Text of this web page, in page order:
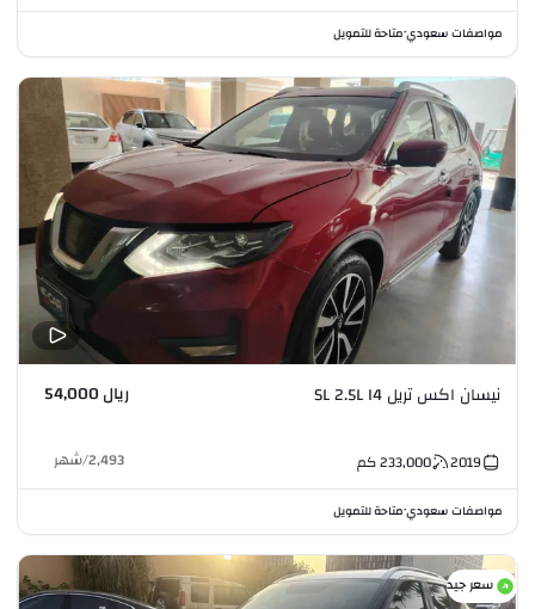
مواصفات سعودي•متاحة للتمويل
نيسان اكس تريل SL 2.5L I4 ريال 54,000
2019
233,000كم 2,493
/شهر
مواصفات سعودي•متاحة للتمويل
سعر جيد